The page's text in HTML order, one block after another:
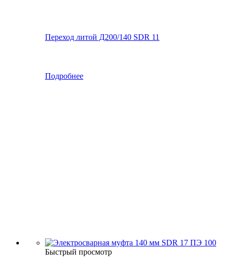
Переход литой Д200/140 SDR 11
Подробнее
Быстрый просмотр